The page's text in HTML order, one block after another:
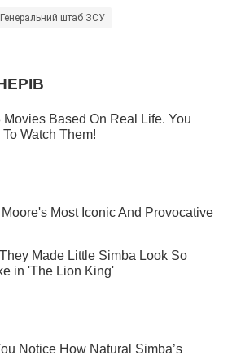
Генеральний штаб ЗСУ